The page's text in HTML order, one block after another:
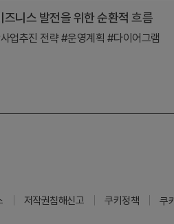
즈니스 발전을 위한 순환적 흐름
업추진 전략 #운영계획 #다이어그램
저작권침해신고 쿠키정책 쿠키